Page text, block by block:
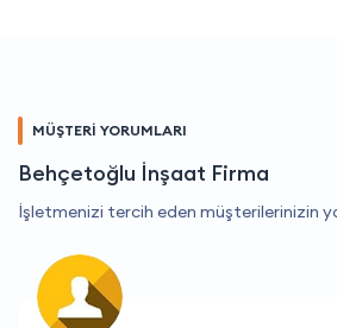
MÜŞTERİ YORUMLARI
Behçetoğlu İnşaat Firma
İşletmenizi tercih eden müşterilerinizin